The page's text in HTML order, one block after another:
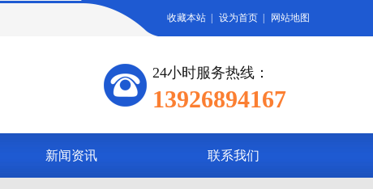
收藏本站 设为首页 网站地图
24小时服务热线：
13926894167
新闻资讯 联系我们